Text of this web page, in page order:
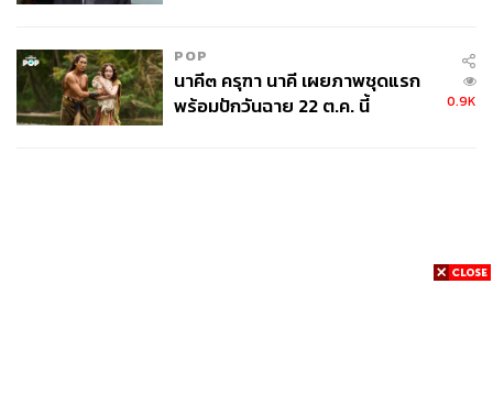
POP
นาคี๓ ครุฑา นาคี เผยภาพชุดแรก
พร้อมปักวันฉาย 22 ต.ค. นี้
0.9K